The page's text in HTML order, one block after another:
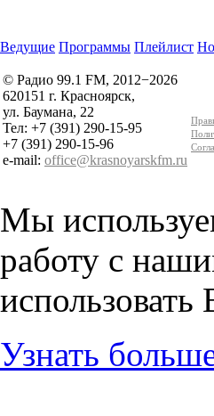
Ведущие Программы Плейлист
© Радио 99.1 FM, 2012−2026
620151 г. Красноярск,
ул. Баумана, 22
Тел: +7 (391) 290-15-95
+7 (391) 290-15-96
e-mail: office@krasnoyarskfm.ru
Мы
работу с
Узнать